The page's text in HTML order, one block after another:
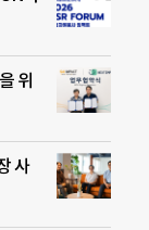
위
사